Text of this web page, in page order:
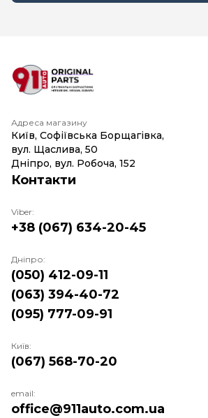
Адреса магазину
Київ, Софіївська Борщагівка,
вул. Щаслива, 50
Дніпро, вул. Робоча, 152
Контакти
Viber:
+38 (067) 634-20-45
Дніпро:
(050) 412-09-11
(063) 394-40-72
(095) 777-09-91
Київ:
(067) 568-70-20
email:
office@911auto.com.ua